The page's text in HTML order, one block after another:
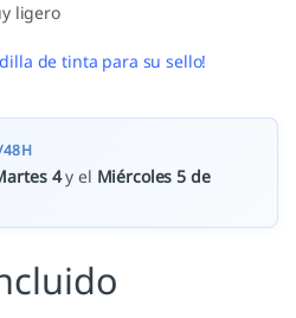
ligero
de tinta para su sello!
48H
4y el Miércoles 5 de